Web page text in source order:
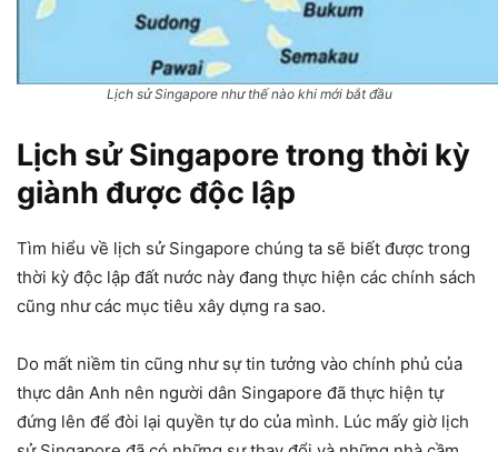
Lịch sử Singapore như thế nào khi mới bắt đầu
Lịch sử Singapore trong thời kỳ
giành được độc lập
Tìm hiểu về lịch sử Singapore chúng ta sẽ biết được trong
thời kỳ độc lập đất nước này đang thực hiện các chính sách
cũng như các mục tiêu xây dựng ra sao.
Do mất niềm tin cũng như sự tin tưởng vào chính phủ của
thực dân Anh nên người dân Singapore đã thực hiện tự
đứng lên để đòi lại quyền tự do của mình. Lúc mấy giờ lịch